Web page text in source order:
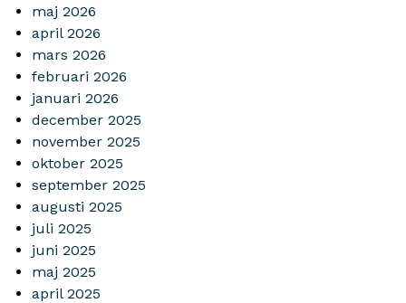
maj 2026
april 2026
mars 2026
februari 2026
januari 2026
december 2025
november 2025
oktober 2025
september 2025
augusti 2025
juli 2025
juni 2025
maj 2025
april 2025